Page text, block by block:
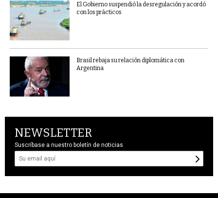
El Gobierno suspendió la desregulación y acordó
con los prácticos
Brasil rebaja su relación diplomática con
Argentina
NEWSLETTER
Suscríbase a nuestro boletín de noticias